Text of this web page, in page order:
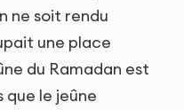
ne soit rendu
une place
du Ramadan est
le jeûne